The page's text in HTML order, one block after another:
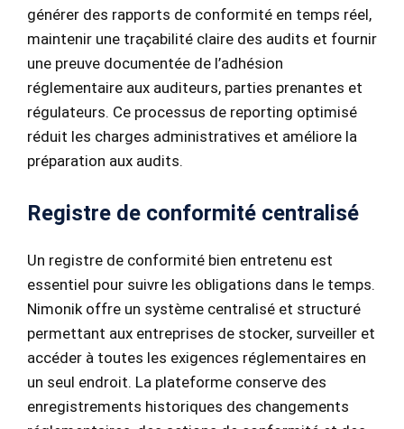
générer des rapports de conformité en temps réel,
maintenir une traçabilité claire des audits et fournir
une preuve documentée de l’adhésion
réglementaire aux auditeurs, parties prenantes et
régulateurs. Ce processus de reporting optimisé
réduit les charges administratives et améliore la
préparation aux audits.
Registre de conformité centralisé
Un registre de conformité bien entretenu est
essentiel pour suivre les obligations dans le temps.
Nimonik offre un système centralisé et structuré
permettant aux entreprises de stocker, surveiller et
accéder à toutes les exigences réglementaires en
un seul endroit. La plateforme conserve des
enregistrements historiques des changements